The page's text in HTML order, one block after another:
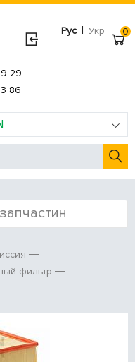
Рус | Укр
29
86
0
фильтр